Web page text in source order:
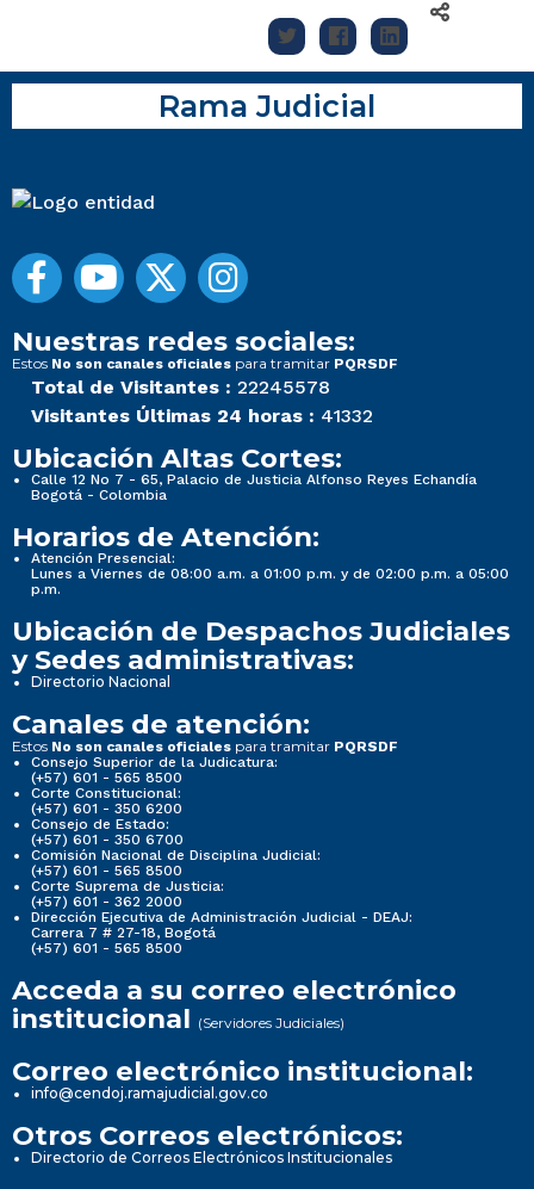
Rama Judicial
Nuestras redes sociales:
Estos No son canales oficiales para tramitar PQRSDF
Total de Visitantes : 22245578
Visitantes Últimas 24 horas : 41332
Ubicación Altas Cortes:
Calle 12 No 7 - 65, Palacio de Justicia Alfonso Reyes Echandía
Bogotá - Colombia
Horarios de Atención:
Atención Presencial:
Lunes a Viernes de 08:00 a.m. a 01:00 p.m. y de 02:00 p.m. a 05:00
p.m.
Ubicación de Despachos Judiciales
y Sedes administrativas:
Directorio Nacional
Canales de atención:
Estos No son canales oficiales para tramitar PQRSDF
Consejo Superior de la Judicatura:
(+57) 601 - 565 8500
Corte Constitucional:
(+57) 601 - 350 6200
Consejo de Estado:
(+57) 601 - 350 6700
Comisión Nacional de Disciplina Judicial:
(+57) 601 - 565 8500
Corte Suprema de Justicia:
(+57) 601 - 362 2000
Dirección Ejecutiva de Administración Judicial - DEAJ:
Carrera 7 # 27-18, Bogotá
(+57) 601 - 565 8500
Acceda a su correo electrónico
institucional (Servidores Judiciales)
Correo electrónico institucional:
info@cendoj.ramajudicial.gov.co
Otros Correos electrónicos:
Directorio de Correos Electrónicos Institucionales